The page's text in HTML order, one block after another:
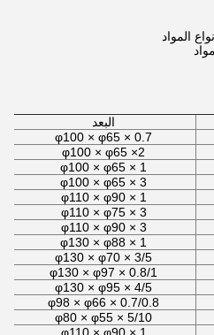
المواد
البعد
φ100 × φ65 × 0.7
φ100 × φ65 ×2
φ100 × φ65 × 1
φ100 × φ65 × 3
φ110 × φ90 × 1
φ110 × φ75 × 3
φ110 × φ90 × 3
φ130 × φ88 × 1
φ130 × φ70 × 3/5
φ130 × φ97 × 0.8/1
φ130 × φ95 × 4/5
φ98 × φ66 × 0.7/0.8
φ80 × φ55 × 5/10